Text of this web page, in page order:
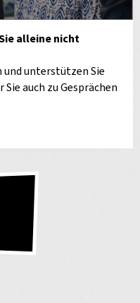
alleine nicht
und unterstützen Sie
auch zu Gesprächen